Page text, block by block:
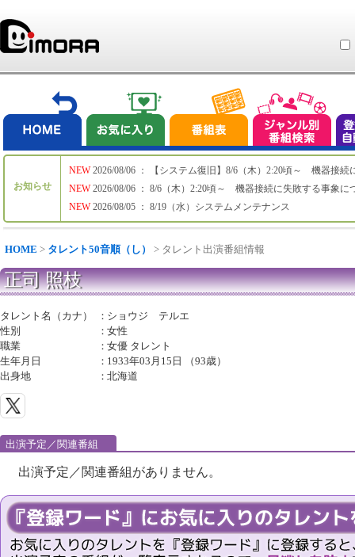
お知らせ
NEW
NEW
NEW
2026/08/06 ： 【システム復旧】8/6（木）2:20頃～ 機器接続
2026/08/06 ： 8/6（木）2:20頃～ 機器接続に失敗する事象に
2026/08/05 ： 8/19（水）システムメンテナンス
HOME > タレント50音順（し） > タレント出演番組情報
正司 照枝
タレント名（カナ） ： ショウジ テルエ
性別
：女性
職業
：女優 タレント
生年月日
： 1933年03月15日 （93歳）
出身地
：北海道
出演予定／関連番組
出演予定／関連番組がありません。